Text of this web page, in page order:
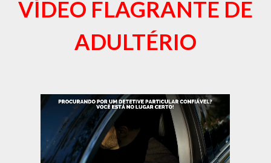
VÍDEO FLAGRANTE DE
ADULTÉRIO